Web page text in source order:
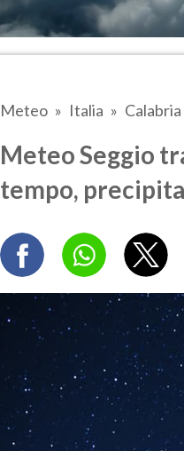
Meteo Italia Calabria
Meteo Seggio
tempo,